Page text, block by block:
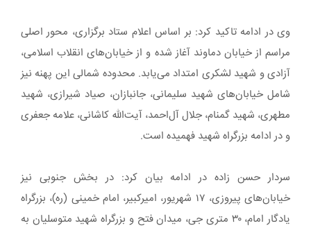
وی در ادامه تاکید کرد: بر اساس اعلام ستاد برگزاری، محور اصلی
مراسم از خیابان دماوند آغاز شده و از خیابان‌های انقلاب اسلامی،
آزادی و شهید لشکری امتداد می‌یابد. محدوده شمالی این پهنه نیز
شامل خیابان‌های شهید سلیمانی، جانبازان، صیاد شیرازی، شهید
مطهری، شهید گمنام، جلال آل‌احمد، آیت‌الله کاشانی، علامه جعفری
و در ادامه بزرگراه شهید فهمیده است.
سردار حسن زاده در ادامه بیان کرد: در بخش جنوبی نیز
خیابان‌های پیروزی، ۱۷ شهریور، امیرکبیر، امام خمینی (ره)، بزرگراه
یادگار امام، ۳۰ متری جی، میدان فتح و بزرگراه شهید متوسلیان به